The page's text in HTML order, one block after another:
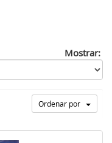
Mostrar:
Ordenar por